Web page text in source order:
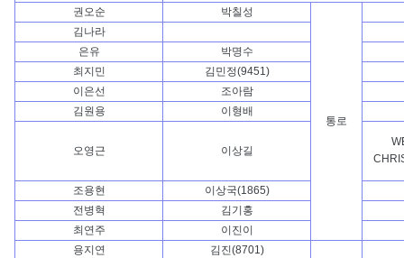
권오순
박칠성
통로
김나라
은유
박명수
최지민
김민정(9451)
이은선
조아람
김원용
이형배
오영근 이상길
조용현
이상국(1865)
전병혁
김기홍
최연주
이진이
용지연
김진(8701)